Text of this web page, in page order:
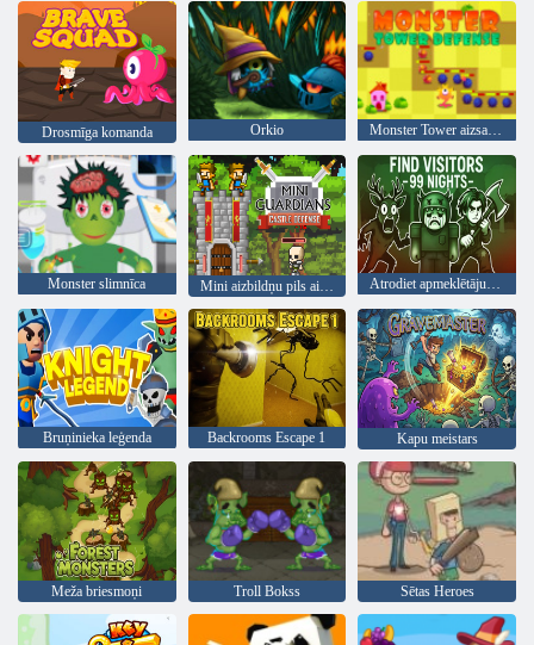
Drosmīga komanda Orkio Monster Tower aizsardzība
Monster slimnīca Mini aizbildņu pils aizsardzība Atrodiet apmeklētājus 99 naktis
Bruņinieka leģenda Backrooms Escape 1 Kapu meistars
Meža briesmoņi Troll Bokss Sētas Heroes